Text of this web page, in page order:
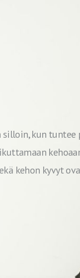
kun tuntee
kehon kyvyt